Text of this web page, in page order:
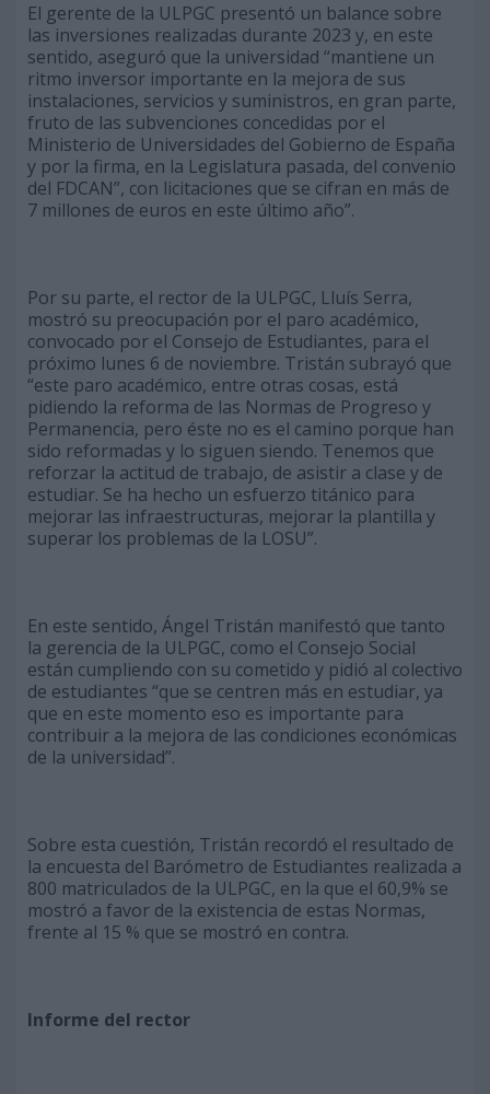
El gerente de la ULPGC presentó un balance sobre
las inversiones realizadas durante 2023 y, en este
sentido, aseguró que la universidad “mantiene un
ritmo inversor importante en la mejora de sus
instalaciones, servicios y suministros, en gran parte,
fruto de las subvenciones concedidas por el
Ministerio de Universidades del Gobierno de España
y por la firma, en la Legislatura pasada, del convenio
del FDCAN”, con licitaciones que se cifran en más de
7 millones de euros en este último año”.
Por su parte, el rector de la ULPGC, Lluís Serra,
mostró su preocupación por el paro académico,
convocado por el Consejo de Estudiantes, para el
próximo lunes 6 de noviembre. Tristán subrayó que
“este paro académico, entre otras cosas, está
pidiendo la reforma de las Normas de Progreso y
Permanencia, pero éste no es el camino porque han
sido reformadas y lo siguen siendo. Tenemos que
reforzar la actitud de trabajo, de asistir a clase y de
estudiar. Se ha hecho un esfuerzo titánico para
mejorar las infraestructuras, mejorar la plantilla y
superar los problemas de la LOSU”.
En este sentido, Ángel Tristán manifestó que tanto
la gerencia de la ULPGC, como el Consejo Social
están cumpliendo con su cometido y pidió al colectivo
de estudiantes “que se centren más en estudiar, ya
que en este momento eso es importante para
contribuir a la mejora de las condiciones económicas
de la universidad”.
Sobre esta cuestión, Tristán recordó el resultado de
la encuesta del Barómetro de Estudiantes realizada a
800 matriculados de la ULPGC, en la que el 60,9% se
mostró a favor de la existencia de estas Normas,
frente al 15 % que se mostró en contra.
Informe del rector